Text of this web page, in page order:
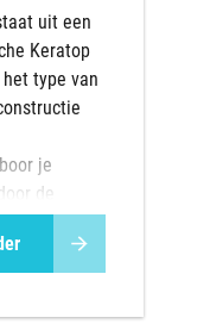
uit een
Keratop
type van
je
de